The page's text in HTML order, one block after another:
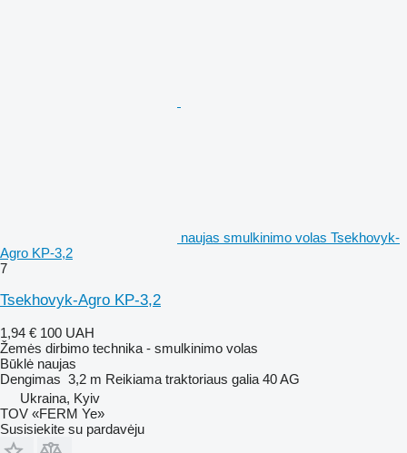
naujas smulkinimo volas Tsekhovyk-
Agro KP-3,2
7
Tsekhovyk-Agro KP-3,2
1,94 € 100 UAH
Žemės dirbimo technika - smulkinimo volas
Būklė naujas
Dengimas 3,2 m Reikiama traktoriaus galia 40 AG
Ukraina, Kyiv
TOV «FERM Ye»
Susisiekite su pardavėju